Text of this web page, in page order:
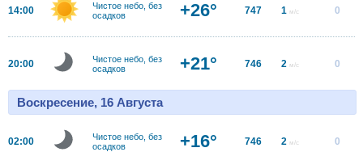
14:00
Чистое небо, без
осадков
+26° 747 1 м/с 0
20:00
Чистое небо, без
осадков
+21° 746 2 м/с 0
Воскресение, 16 Августа
02:00
Чистое небо, без
осадков
+16° 746 2 м/с 0